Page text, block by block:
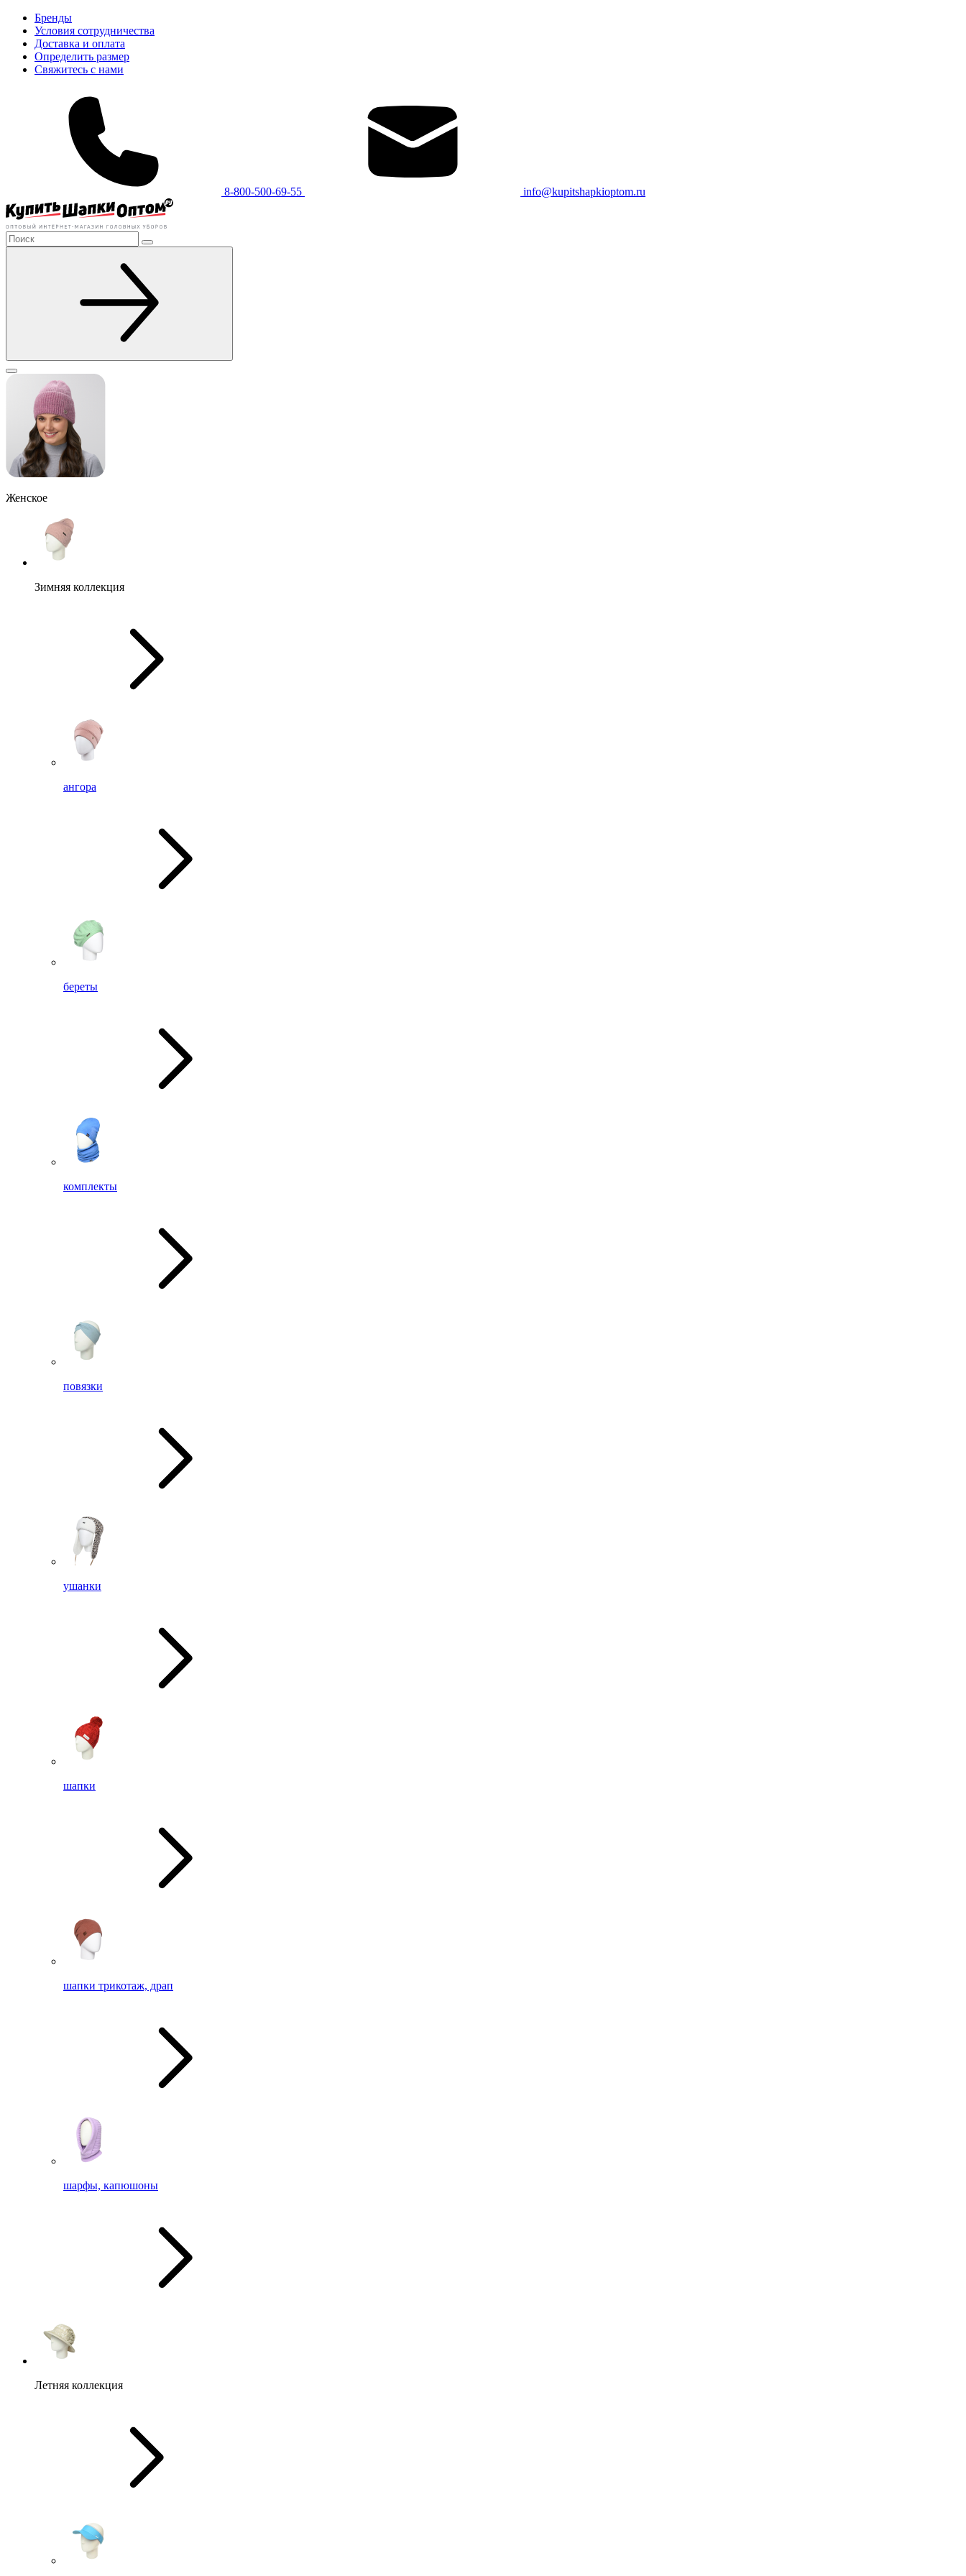
Бренды
Условия сотрудничества
Доставка и оплата
Определить размер
Свяжитесь с нами
8-800-500-69-55 info@kupitshapkioptom.ru
Женское
Зимняя коллекция
ангора
береты
комплекты
повязки
ушанки
шапки
шапки трикотаж, драп
шарфы, капюшоны
Летняя коллекция